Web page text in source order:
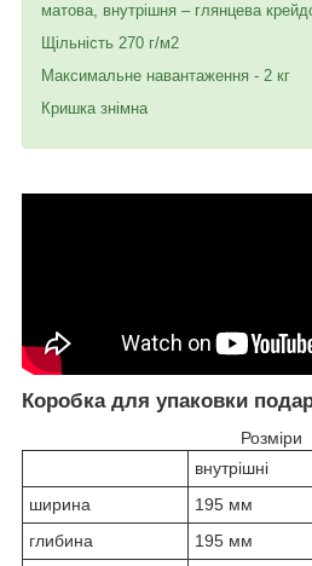
матова, внутрішня – глянцева
Щільність 270 г/м2
Максимальне навантаження - 2 кг
Кришка знімна
Коробка для упаковки
Розміри
внутрішні
ширина
195 мм
глибина
195 мм